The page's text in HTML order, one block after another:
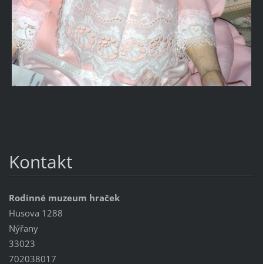
Kontakt
Rodinné muzeum hraček
Husova 1288
Nýřany
33023
702038017